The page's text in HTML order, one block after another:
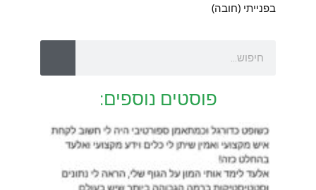
בפנייתי (חובה)
פוסטים נוספים: